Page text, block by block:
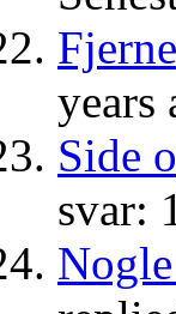
years
Side
svar: